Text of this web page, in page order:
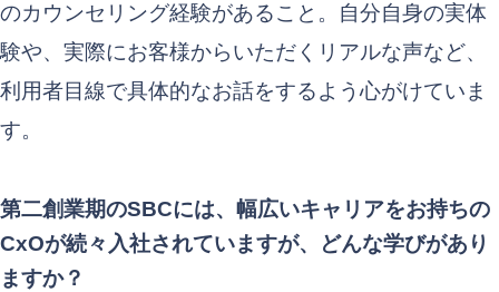
のカウンセリング経験があること。自分自身の実体
験や、実際にお客様からいただくリアルな声など、
利用者目線で具体的なお話をするよう心がけていま
す。
第二創業期のSBCには、幅広いキャリアをお持ちの
CxOが続々入社されていますが、どんな学びがあり
ますか？